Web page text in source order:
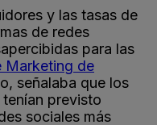
y las tasas de
de redes
para las
Marketing de
señalaba que los
previsto
sociales más